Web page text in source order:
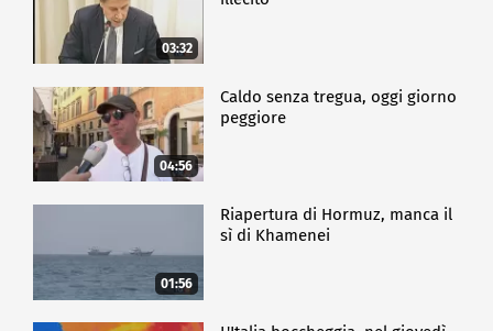
03:32
04:56
Caldo senza tregua, oggi giorno
peggiore
01:56
Riapertura di Hormuz, manca il
sì di Khamenei